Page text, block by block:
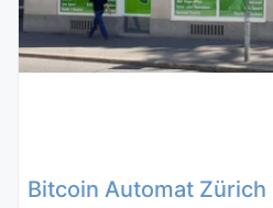
Bitcoin Automat